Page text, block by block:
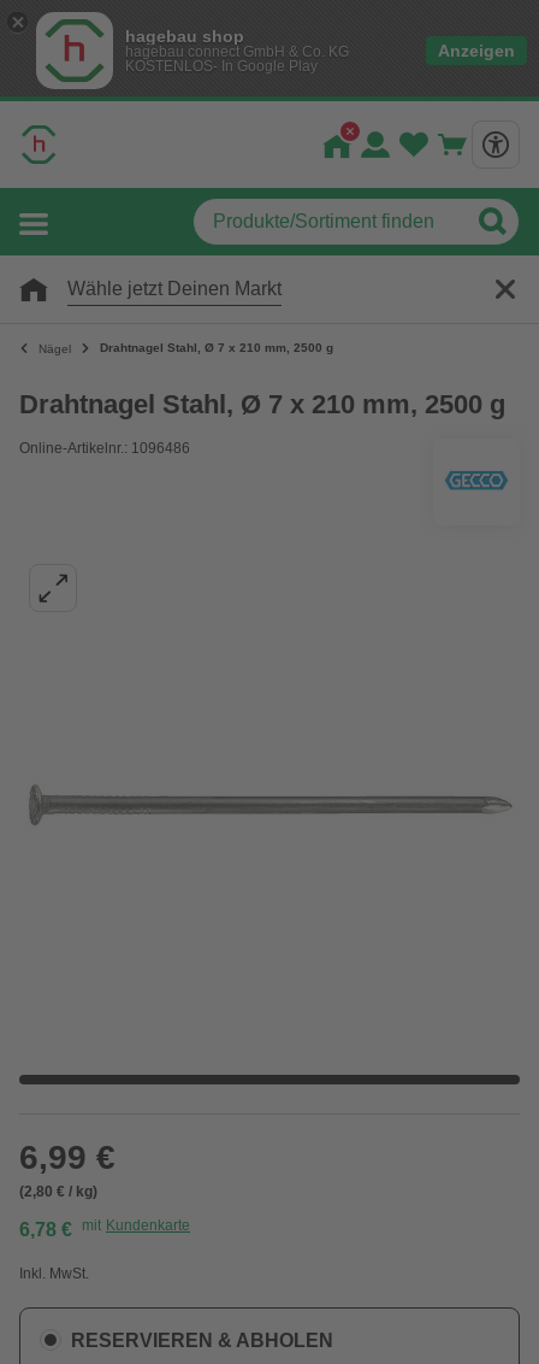
hagebau shop
hagebau connect GmbH & Co. KG
KOSTENLOS- In Google Play
Anzeigen
Wähle jetzt Deinen Markt
Nägel Drahtnagel Stahl, Ø 7 x 210 mm, 2500 g
Drahtnagel Stahl, Ø 7 x 210 mm, 2500 g
Online-Artikelnr.: 1096486
6,99 €
(2,80 € / kg)
6,78 € mit Kundenkarte
Inkl. MwSt.
RESERVIEREN & ABHOLEN